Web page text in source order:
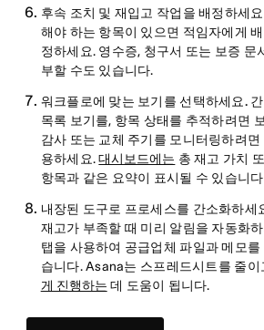
후속 조치 및 재입고 작업을 배정하세
해야 하는 항목이 있으면 적임자에게
정하세요. 영수증, 청구서 또는 보증 문
부할 수도 있습니다.
워크플로에 맞는 보기를 선택하세요.
목록 보기를, 항목 상태를 추적하려면
감사 또는 교체 주기를 모니터링하려
용하세요.대시보드에는 총 재고 가치
항목과 같은 요약이 표시될 수 있습니
내장된 도구로 프로세스를 간소화하세
재고가 부족할 때 미리 알림을 자동화
탭을 사용하여 공급업체 파일과 메모를
습니다. Asana는 스프레드시트를 줄이
게 진행하는 데 도움이 됩니다.